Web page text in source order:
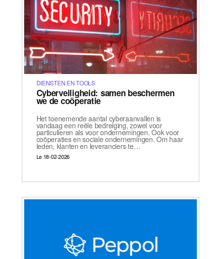
DIENSTEN EN TOOLS
Cyberveiligheid: samen beschermen
we de coöperatie
Het toenemende aantal cyberaanvallen is
vandaag een reële bedreiging, zowel voor
particulieren als voor ondernemingen. Ook voor
coöperaties en sociale ondernemingen. Om haar
leden, klanten en leveranciers te…
Le 18-02-2026